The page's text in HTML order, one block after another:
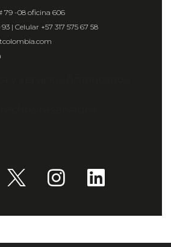
79 -08 oficina 606
| Celular +57 317 575 67 58